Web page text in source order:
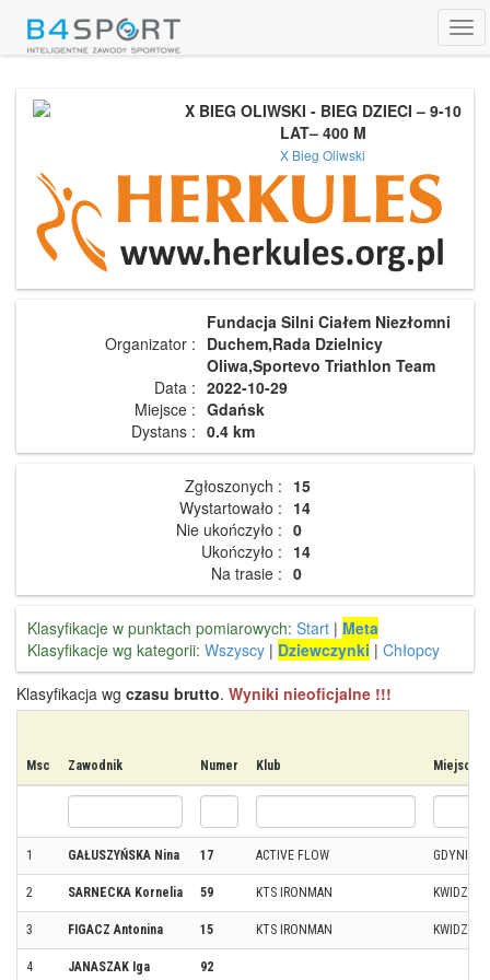
X BIEG OLIWSKI - BIEG DZIECI – 9-10
LAT– 400 M
X Bieg Oliwski
Organizator :
Fundacja Silni Ciałem Niezłomni
Duchem,Rada Dzielnicy
Oliwa,Sportevo Triathlon Team
Data : 2022-10-29
Miejsce : Gdańsk
Dystans : 0.4 km
Zgłoszonych : 15
Wystartowało : 14
Nie ukończyło : 0
Ukończyło : 14
Na trasie : 0
Klasyfikacje w punktach pomiarowych: Start | Meta
Klasyfikacje wg kategorii: Wszyscy | Dziewczynki | Chłopcy
Klasyfikacja wg czasu brutto. Wyniki nieoficjalne !!!
Msc Zawodnik Numer Klub
1 GAŁUSZYŃSKA Nina 17 ACTIVE FLOW GDYNIA
2 SARNECKA Kornelia 59 KTS IRONMAN KWIDZYN
3 FIGACZ Antonina 15 KTS IRONMAN KWIDZYN
4 JANASZAK Iga 92